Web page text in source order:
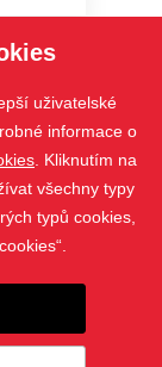
uživatelské
informace o
. Kliknutím na
všechny typy
typů cookies,